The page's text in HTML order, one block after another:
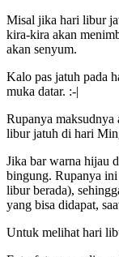
Misal jika hari libur
kira-kira akan
akan senyum.
Kalo pas jatuh pada
muka datar. :-|
Rupanya maksudnya
libur jatuh di hari
Jika bar warna hijau
bingung. Rupanya
libur berada),
yang bisa didapat,
Untuk melihat hari